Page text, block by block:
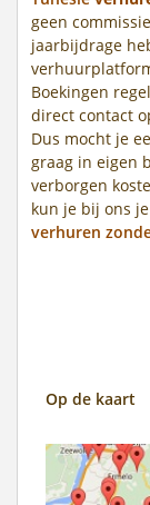
geen
jaarbijdrage
Boekingen
direct contact
Dus mocht je
graag in eigen
verborgen
kun je bij ons je
verhuren
Op de kaart